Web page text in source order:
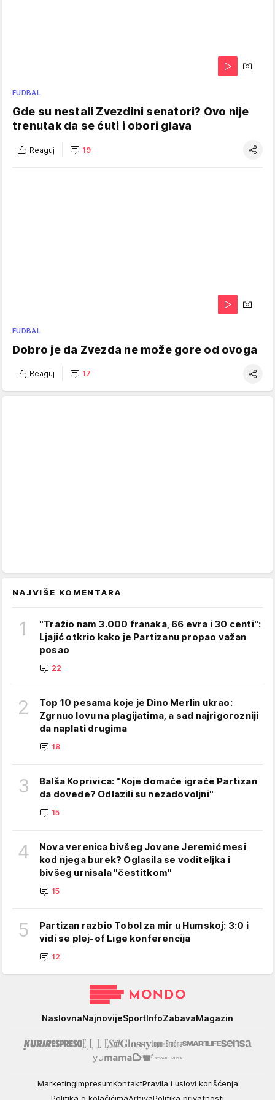
FUDBAL
Gde su nestali Zvezdini senatori? Ovo nije
trenutak da se ćuti i obori glava
Reaguj 19
FUDBAL
Dobro je da Zvezda ne može gore od ovoga
Reaguj 17
NAJVIŠE KOMENTARA
1
"Tražio nam 3.000 franaka, 66 evra i 30 centi":
Ljajić otkrio kako je Partizanu propao važan
posao
22
2
Top 10 pesama koje je Dino Merlin ukrao:
Zgrnuo lovu na plagijatima, a sad najrigorozniji
da naplati drugima
18
3
Balša Koprivica: "Koje domaće igrače Partizan
da dovede? Odlazili su nezadovoljni"
15
4
Nova verenica bivšeg Jovane Jeremić mesi
kod njega burek? Oglasila se voditeljka i
bivšeg urnisala "čestitkom"
15
5
Partizan razbio Tobol za mir u Humskoj: 3:0 i
vidi se plej-of Lige konferencija
12
NaslovnaNajnovijeSportInfoZabavaMagazin
MarketingImpresumKontaktPravila i uslovi korišćenja
Politika o kolačićimaArhivaPolitika privatnosti